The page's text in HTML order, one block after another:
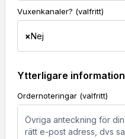
Vuxenkanaler? (valfritt)
×Nej
Ytterligare information
Ordernoteringar (valfritt)